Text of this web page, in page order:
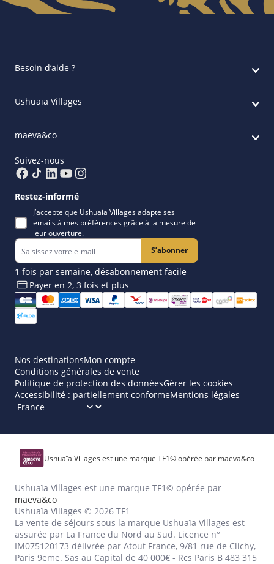
Besoin d’aide ?
Ushuaïa Villages
maeva&co
Suivez-nous
Restez-informé
J’accepte que Ushuaia Villages adapte ses
emails à mes préférences grâce à la mesure de
leur ouverture.
S’abonner
1 fois par semaine, désabonnement facile
Payer en 2, 3 fois et plus​
Nos destinationsMon compte
Conditions générales de vente
Politique de protection des donnéesGérer les cookies
Accessibilité : partiellement conformeMentions légales
Ushuaïa Villages est une marque TF1© opérée par maeva&co
Ushuaïa Villages est une marque TF1© opérée par
maeva&co
Ushuaïa Villages © 2026 TF1
La vente de séjours sous la marque Ushuaïa Villages est
assurée par La France du Nord au Sud. Licence n°
IM075120173 délivrée par Atout France, 9/81 rue de Clichy,
Paris 9eme. Sas au Capital de 40 000€ - Rcs Paris B 483 315